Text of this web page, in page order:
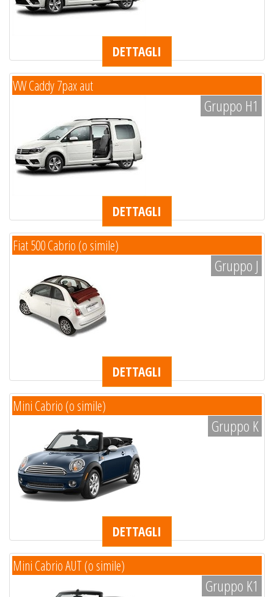
DETTAGLI
VW Caddy 7pax aut
Gruppo H1
DETTAGLI
Fiat 500 Cabrio (o simile)
Gruppo J
DETTAGLI
Mini Cabrio (o simile)
Gruppo K
DETTAGLI
Mini Cabrio AUT (o simile)
Gruppo K1